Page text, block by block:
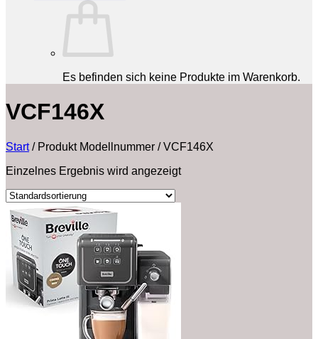
Es befinden sich keine Produkte im Warenkorb.
‎VCF146X
Start /Produkt Modellnummer /‎VCF146X
Einzelnes Ergebnis wird angezeigt